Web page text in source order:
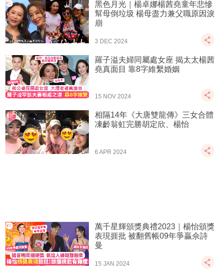
黑色月光｜楊卓娜楊茜堯童年悲慘
幫母倒垃圾 楊母盡力兼父職原因淚
崩
3 DEC 2024
羅子溢夫婦同屬處女座 揭太太楊茜
堯真面目 靠8字維繫婚姻
15 NOV 2024
相隔14年《大唐雙龍傳》三女合體
凍齡翁虹完勝胡定欣、楊怡
6 APR 2024
萬千星輝頒獎典禮2023｜楊怡頒獎
表現捱批 被翻舊帳09年爭贏佘詩
曼
15 JAN 2024